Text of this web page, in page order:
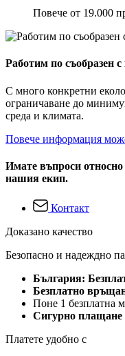
Повече от 19.000
Работим по съобразен
С много конкретни
ограничаване до
среда и климата.
Повече информация
Имате въпроси
нашия екип.
Контакт
Доказано качество
Безопасно и надеждно
България:
Безплатно
Поне 1 безплатна
Сигурно плащане
Платете удобно с